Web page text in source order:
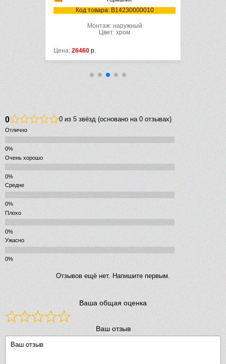
Код товара: B14230000010
Монтаж: наружный
Цвет: хром
Цена: 26460 р.
0 0 из 5 звёзд (основано на 0 отзывах)
Отлично
Очень хорошо
Средне
Плохо
Ужасно
Отзывов ещё нет. Напишите первым.
Ваша общая оценка
Ваш отзыв